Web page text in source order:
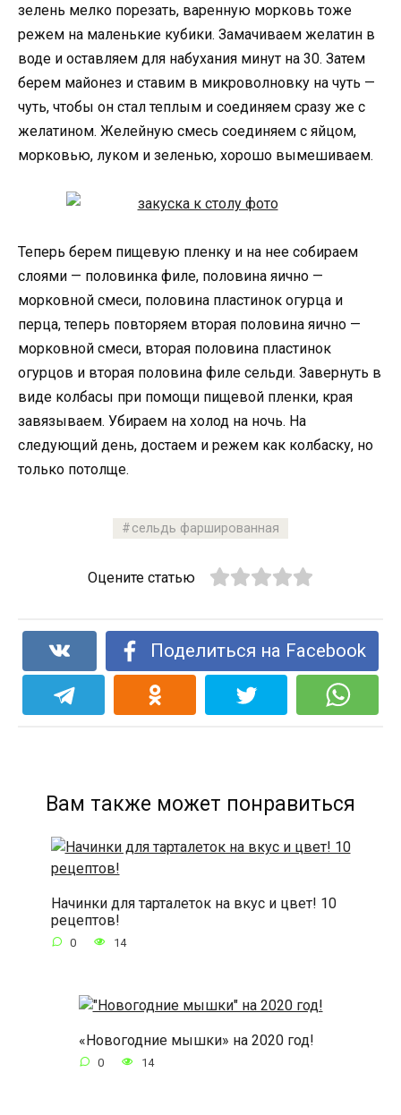
зелень мелко порезать, варенную морковь тоже
режем на маленькие кубики. Замачиваем желатин в
воде и оставляем для набухания минут на 30. Затем
берем майонез и ставим в микроволновку на чуть —
чуть, чтобы он стал теплым и соединяем сразу же с
желатином. Желейную смесь соединяем с яйцом,
морковью, луком и зеленью, хорошо вымешиваем.
Теперь берем пищевую пленку и на нее собираем
слоями — половинка филе, половина яично —
морковной смеси, половина пластинок огурца и
перца, теперь повторяем вторая половина яично —
морковной смеси, вторая половина пластинок
огурцов и вторая половина филе сельди. Завернуть в
виде колбасы при помощи пищевой пленки, края
завязываем. Убираем на холод на ночь. На
следующий день, достаем и режем как колбаску, но
только потолще.
сельдь фаршированная
Оцените статью
Поделиться на Facebook
Вам также может понравиться
Начинки для тарталеток на вкус и цвет! 10
рецептов!
0 14
«Новогодние мышки» на 2020 год!
0 14